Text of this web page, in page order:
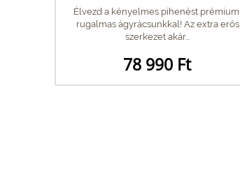
Élvezd a kényelmes pihenést prémium,
rugalmas ágyrácsunkkal! Az extra erős
szerkezet akár...
78 990 Ft